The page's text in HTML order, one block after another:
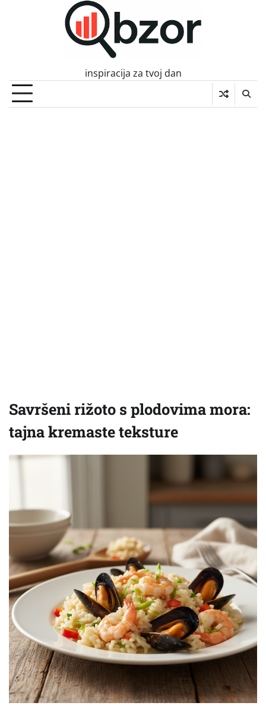
inspiracija za tvoj dan
Savršeni rižoto s plodovima mora:
tajna kremaste teksture